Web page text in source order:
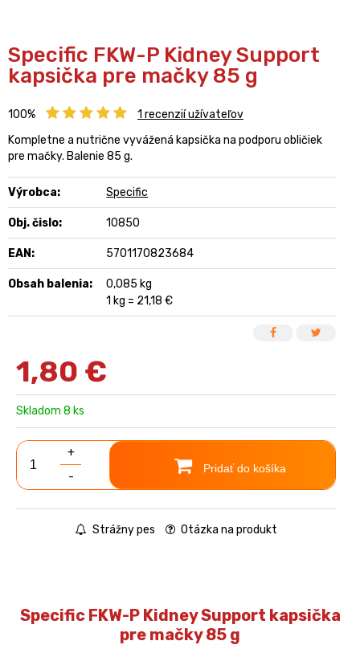
Specific FKW-P Kidney Support
kapsička pre mačky 85 g
100% 1 recenzií užívateľov
Kompletne a nutrične vyvážená kapsička na podporu obličiek
pre mačky. Balenie 85 g.
Výrobca: Specific
Obj. čislo: 10850
EAN: 5701170823684
Obsah balenia:
0,085 kg
1 kg = 21,18 €
1,80 €
Skladom 8 ks
+
-
Pridať do košíka
Strážny pes Otázka na produkt
Specific FKW-P Kidney Support kapsička
pre mačky 85 g